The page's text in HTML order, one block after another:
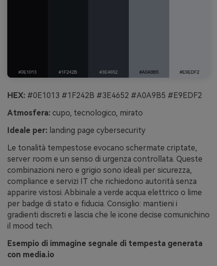
HEX: #0E1013 #1F242B #3E4652 #A0A9B5 #E9EDF2
Atmosfera: cupo, tecnologico, mirato
Ideale per: landing page cybersecurity
Le tonalità tempestose evocano schermate criptate,
server room e un senso di urgenza controllata. Queste
combinazioni nero e grigio sono ideali per sicurezza,
compliance e servizi IT che richiedono autorità senza
apparire vistosi. Abbinale a verde acqua elettrico o lime
per badge di stato e fiducia. Consiglio: mantieni i
gradienti discreti e lascia che le icone decise comunichino
il mood tech.
Esempio di immagine segnale di tempesta generata
con media.io